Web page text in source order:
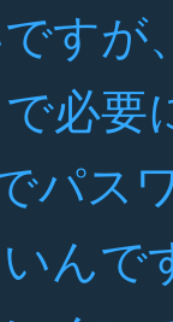
すが
必
パ
んで